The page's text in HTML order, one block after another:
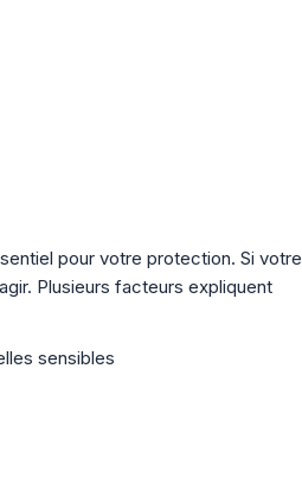
pour votre protection. Si votre
Plusieurs facteurs expliquent
sensibles